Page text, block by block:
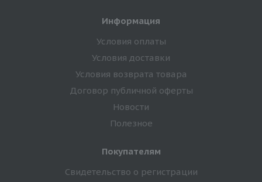
Информация
Условия оплаты
Условия доставки
Условия возврата товара
Договор публичной оферты
Новости
Полезное
Покупателям
Свидетельство о регистрации